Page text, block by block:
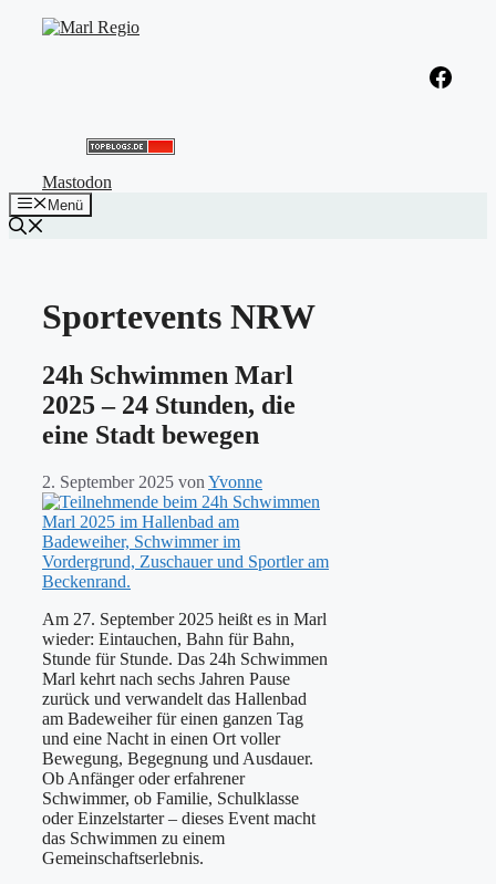
Facebook
Mastodon
Menü
Sportevents NRW
24h Schwimmen Marl
2025 – 24 Stunden, die
eine Stadt bewegen
2. September 2025 von Yvonne
Am 27. September 2025 heißt es in Marl
wieder: Eintauchen, Bahn für Bahn,
Stunde für Stunde. Das 24h Schwimmen
Marl kehrt nach sechs Jahren Pause
zurück und verwandelt das Hallenbad
am Badeweiher für einen ganzen Tag
und eine Nacht in einen Ort voller
Bewegung, Begegnung und Ausdauer.
Ob Anfänger oder erfahrener
Schwimmer, ob Familie, Schulklasse
oder Einzelstarter – dieses Event macht
das Schwimmen zu einem
Gemeinschaftserlebnis.